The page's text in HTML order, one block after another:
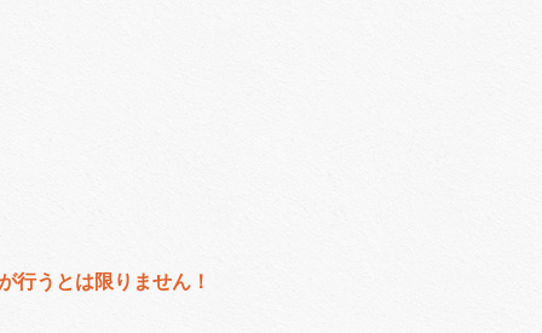
行うとは限りません！